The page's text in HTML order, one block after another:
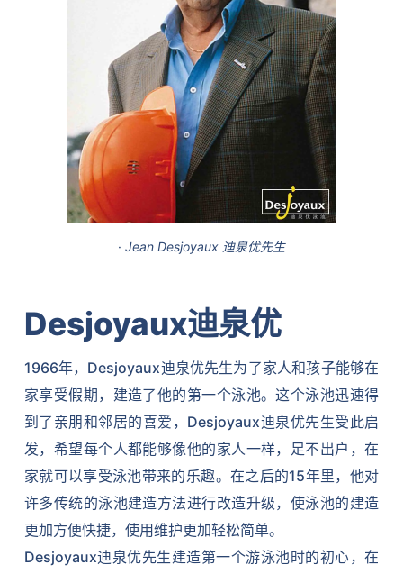
· Jean Desjoyaux 迪泉优先生
Desjoyaux迪泉优
1966年，Desjoyaux迪泉优先生为了家人和孩子能够在
家享受假期，建造了他的第一个泳池。这个泳池迅速得
到了亲朋和邻居的喜爱，Desjoyaux迪泉优先生受此启
发，希望每个人都能够像他的家人一样，足不出户，在
家就可以享受泳池带来的乐趣。在之后的15年里，他对
许多传统的泳池建造方法进行改造升级，使泳池的建造
更加方便快捷，使用维护更加轻松简单。
Desjoyaux迪泉优先生建造第一个游泳池时的初心，在